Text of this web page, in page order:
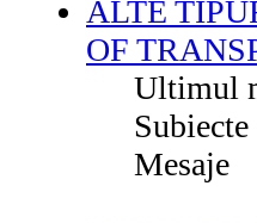
ALTE
OF
Ultimul
Subiecte
Mesaje